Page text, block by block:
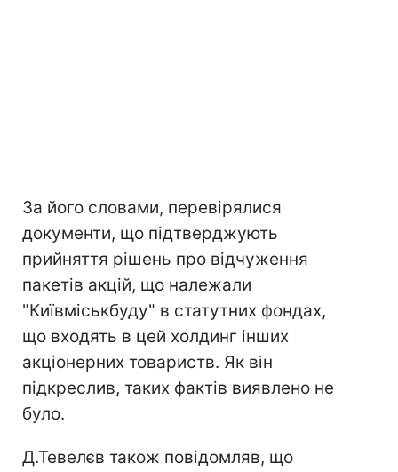
За його словами, перевірялися
документи, що підтверджують
прийняття рішень про відчуження
пакетів акцій, що належали
"Київміськбуду" в статутних фондах,
що входять в цей холдинг інших
акціонерних товариств. Як він
підкреслив, таких фактів виявлено не
було.
Д.Тевелєв також повідомляв, що